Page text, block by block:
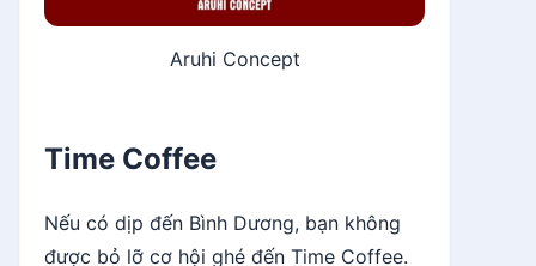
Aruhi Concept
Time Coffee
Nếu có dịp đến Bình Dương, bạn không
được bỏ lỡ cơ hội ghé đến Time Coffee.